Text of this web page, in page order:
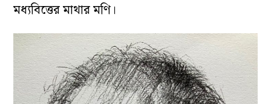
মধ্যবিত্তের মাথার মণি।